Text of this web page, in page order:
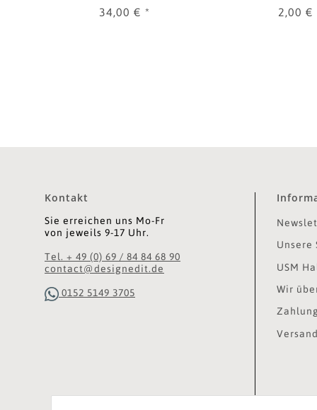
34,00 € *
2,00 €
Kontakt
Sie erreichen uns Mo-Fr
von jeweils 9-17 Uhr.
Tel. + 49 (0) 69 / 84 84 68 90
contact@designedit.de
0152 5149 3705
Unsere
USM
Wir